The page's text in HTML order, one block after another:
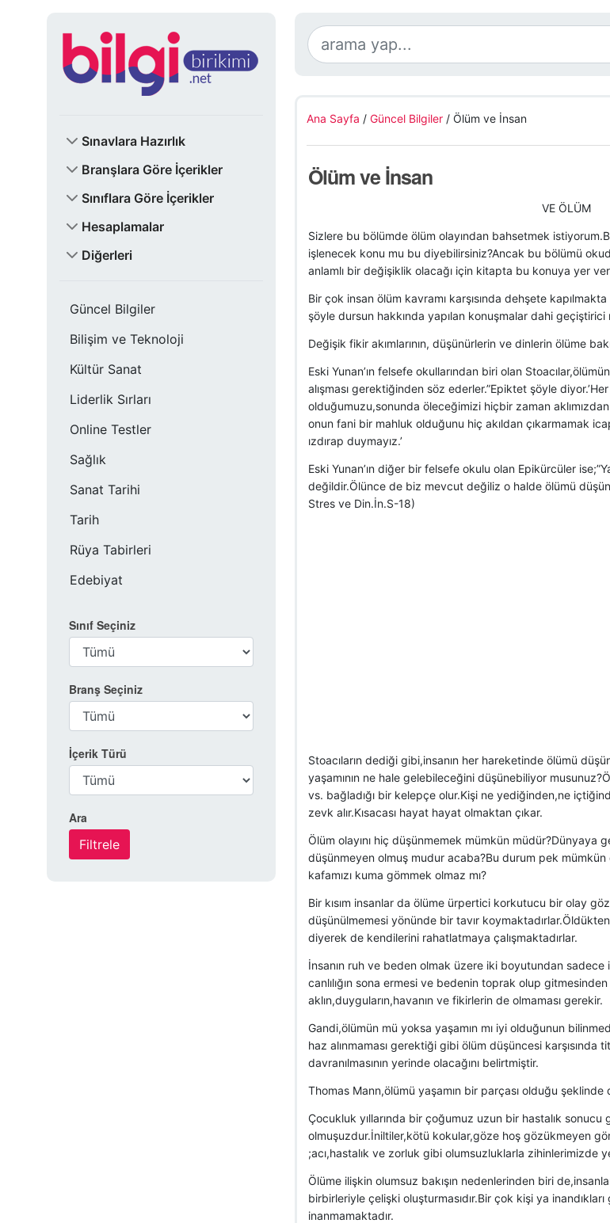
Sınavlara Hazırlık
Branşlara Göre İçerikler
Sınıflara Göre İçerikler
Hesaplamalar
Diğerleri
Güncel Bilgiler
Bilişim ve Teknoloji
Kültür Sanat
Liderlik Sırları
Online Testler
Sağlık
Sanat Tarihi
Tarih
Rüya Tabirleri
Edebiyat
Sınıf Seçiniz
Branş Seçiniz
İçerik Türü
Ara
Ana Sayfa / Güncel Bilgiler/ Ölüm ve İnsan
Ölüm ve İnsan
VE ÖLÜM
Sizlere bu bölümde ölüm olayından bahsetmek
işlenecek konu mu bu diyebilirsiniz?Ancak bu bölümü
anlamlı bir değişiklik olacağı için kitapta bu konuya yer
Bir çok insan ölüm kavramı karşısında dehşete
şöyle dursun hakkında yapılan konuşmalar dahi
Değişik fikir akımlarının, düşünürlerin ve dinlerin ölüme
Eski Yunan’ın felsefe okullarından biri olan
alışması gerektiğinden söz ederler.”Epiktet şöyle
olduğumuzu,sonunda öleceğimizi hiçbir zaman
onun fani bir mahluk olduğunu hiç akıldan çıkarmamak
ızdırap duymayız.’
Eski Yunan’ın diğer bir felsefe okulu olan Epikürcüler
değildir.Ölünce de biz mevcut değiliz o halde ölümü
Stres ve Din.İn.S-18)
Stoacıların dediği gibi,insanın her hareketinde ölümü
yaşamının ne hale gelebileceğini düşünebiliyor
vs. bağladığı bir kelepçe olur.Kişi ne yediğinden,ne
zevk alır.Kısacası hayat hayat olmaktan çıkar.
Ölüm olayını hiç düşünmemek mümkün müdür?Dünyaya
düşünmeyen olmuş mudur acaba?Bu durum pek mümkün
kafamızı kuma gömmek olmaz mı?
Bir kısım insanlar da ölüme ürpertici korkutucu bir olay
düşünülmemesi yönünde bir tavır
diyerek de kendilerini rahatlatmaya çalışmaktadırlar.
İnsanın ruh ve beden olmak üzere iki boyutundan
canlılığın sona ermesi ve bedenin toprak olup
aklın,duyguların,havanın ve fikirlerin de olmaması gerekir.
Gandi,ölümün mü yoksa yaşamın mı iyi olduğunun
haz alınmaması gerektiği gibi ölüm düşüncesi
davranılmasının yerinde olacağını belirtmiştir.
Thomas Mann,ölümü yaşamın bir parçası olduğu
Çocukluk yıllarında bir çoğumuz uzun bir hastalık sonucu
olmuşuzdur.İniltiler,kötü kokular,göze hoş gözükmeyen
;acı,hastalık ve zorluk gibi olumsuzluklarla zihinlerimizde
Ölüme ilişkin olumsuz bakışın nedenlerinden biri
birbirleriyle çelişki oluşturmasıdır.Bir çok kişi ya
inanmamaktadır.